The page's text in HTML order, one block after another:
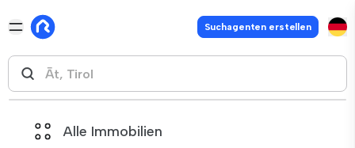
Suchagenten erstellen
Alle Immobilien